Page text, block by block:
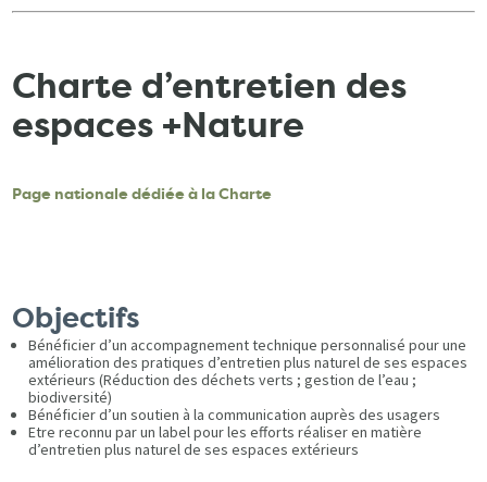
Charte d’entretien des
espaces +Nature
Page nationale dédiée à la Charte
Objectifs
Bénéficier d’un accompagnement technique personnalisé pour une
amélioration des pratiques d’entretien plus naturel de ses espaces
extérieurs (Réduction des déchets verts ; gestion de l’eau ;
biodiversité)
Bénéficier d’un soutien à la communication auprès des usagers
Etre reconnu par un label pour les efforts réaliser en matière
d’entretien plus naturel de ses espaces extérieurs